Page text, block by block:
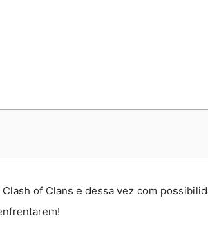
of Clans e dessa vez com